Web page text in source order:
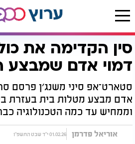
דף הבית רץ בוואטסאפ סין הקדימה את כולם: הרובוט דמוי אדם שמבצע הכלסין הקדימה את
דמוי אדם שמבצע
סטארט־אפ סיני משנג׳ן פרסם
אדם מבצע מטלות בית בעזרת
וממחיש עד כמה הטכנולוגיה
אוריאל פדרמן 01.02.26 י"ד שבט התשפ"ו